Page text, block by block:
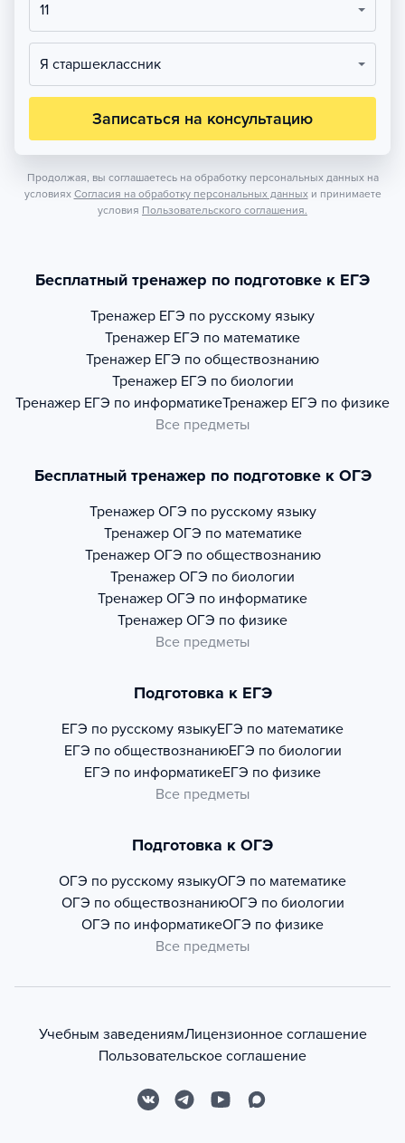
11
Я старшеклассник
Записаться на консультацию
Продолжая, вы соглашаетесь на обработку персональных данных на
условиях Согласия на обработку персональных данных и принимаете
условия Пользовательского соглашения.
Бесплатный тренажер по подготовке к ЕГЭ
Тренажер ЕГЭ по русскому языку
Тренажер ЕГЭ по математике
Тренажер ЕГЭ по обществознанию
Тренажер ЕГЭ по биологии
Тренажер ЕГЭ по информатикеТренажер ЕГЭ по физике
Все предметы
Бесплатный тренажер по подготовке к ОГЭ
Тренажер ОГЭ по русскому языку
Тренажер ОГЭ по математике
Тренажер ОГЭ по обществознанию
Тренажер ОГЭ по биологии
Тренажер ОГЭ по информатике
Тренажер ОГЭ по физике
Все предметы
Подготовка к ЕГЭ
ЕГЭ по русскому языкуЕГЭ по математике
ЕГЭ по обществознаниюЕГЭ по биологии
ЕГЭ по информатикеЕГЭ по физике
Все предметы
Подготовка к ОГЭ
ОГЭ по русскому языкуОГЭ по математике
ОГЭ по обществознаниюОГЭ по биологии
ОГЭ по информатикеОГЭ по физике
Все предметы
Учебным заведениямЛицензионное соглашение
Пользовательское соглашение